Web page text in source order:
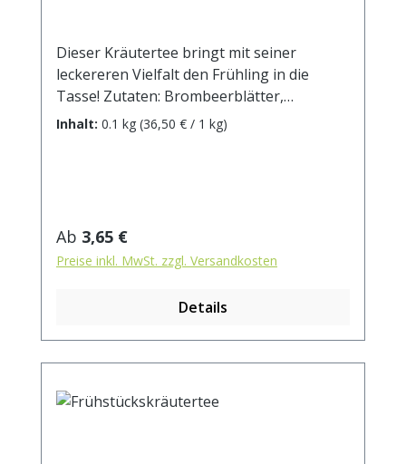
Dieser Kräutertee bringt mit seiner
leckereren Vielfalt den Frühling in die
Tasse! Zutaten: Brombeerblätter,
Himbeerblätter, Hagebuttenschalen,
Ringelblumenblüten, Süßholzwurzel,
Malvenblüten blau. Zubereitung: ca. 15g
Tee mit 1 l. kochendem Wasser aufgiessen.
Inhalt: 0.1 kg (36,50 € / 1 kg)
Regulärer Preis:
Ab 3,65 €
Preise inkl. MwSt. zzgl. Versandkosten
Details